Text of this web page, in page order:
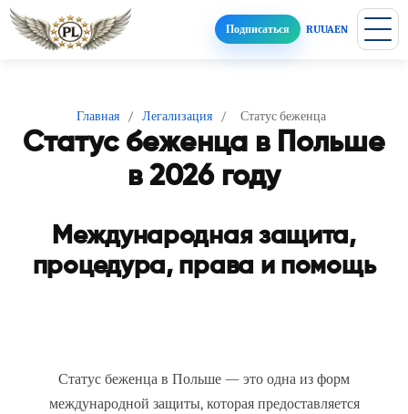
Подписаться RUUAEN
Главная / Легализация / Статус беженца
Статус беженца в Польше
в 2026 году
Международная защита,
процедура, права и помощь
Статус беженца в Польше — это одна из форм
международной защиты, которая предоставляется